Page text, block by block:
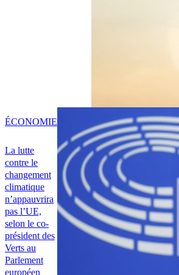
La lutte
contre le
changement
climatique
n’appauvrira
pas l’UE,
selon le co-
président des
Verts au
Parlement
européen
ÉCONOMIE